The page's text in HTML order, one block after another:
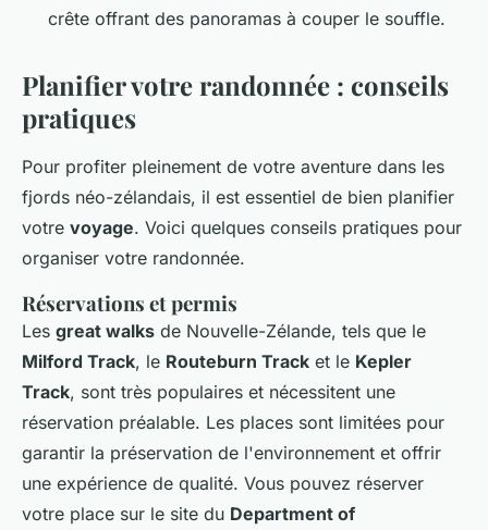
crête offrant des panoramas à couper le souffle.
Planifier votre randonnée : conseils
pratiques
Pour profiter pleinement de votre aventure dans les
fjords néo-zélandais, il est essentiel de bien planifier
votre voyage. Voici quelques conseils pratiques pour
organiser votre randonnée.
Réservations et permis
Les great walks de Nouvelle-Zélande, tels que le
Milford Track, le Routeburn Track et le Kepler
Track, sont très populaires et nécessitent une
réservation préalable. Les places sont limitées pour
garantir la préservation de l'environnement et offrir
une expérience de qualité. Vous pouvez réserver
votre place sur le site du Department of